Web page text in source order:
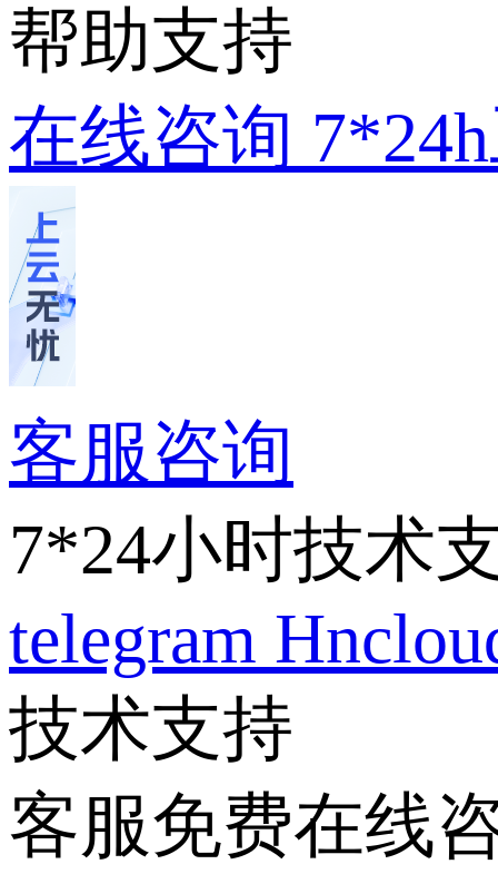
帮助支持
在线咨询
客服咨询
7*24小时技术
telegram
技术支持
客服免费在线